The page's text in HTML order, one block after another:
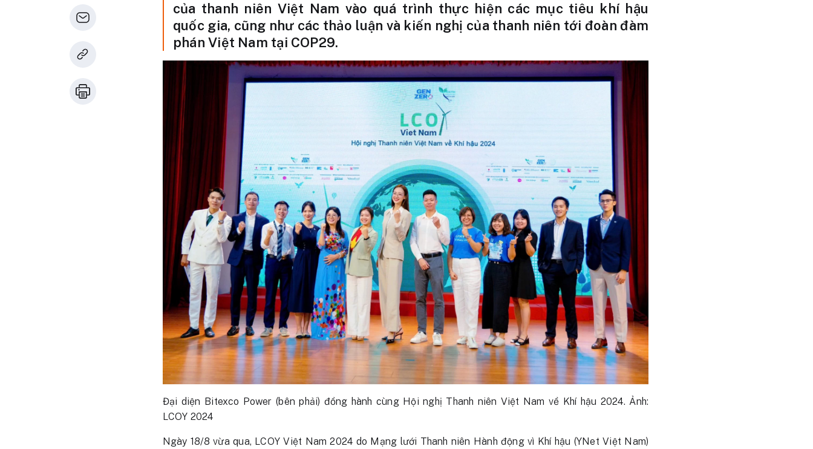
của thanh niên Việt Nam vào quá trình thực hiện các mục tiêu khí hậu
quốc gia, cũng như các thảo luận và kiến nghị của thanh niên tới đoàn đàm
phán Việt Nam tại COP29.
Đại diện Bitexco Power (bên phải) đồng hành cùng Hội nghị Thanh niên Việt Nam về Khí hậu 2024. Ảnh:
LCOY 2024
Ngày 18/8 vừa qua, LCOY Việt Nam 2024 do Mạng lưới Thanh niên Hành động vì Khí hậu (YNet Việt Nam)